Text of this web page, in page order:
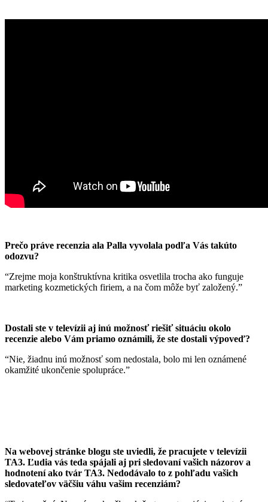
Prečo práve recenzia ala Palla vyvolala podľa Vás takúto
odozvu?
“Zrejme moja konštruktívna kritika osvetlila trocha ako funguje
marketing kozmetických firiem, a na čom môže byť založený.”
Dostali ste v televízii aj inú možnosť riešiť situáciu okolo
recenzie alebo Vám priamo oznámili, že ste dostali výpoveď?
“Nie, žiadnu inú možnosť som nedostala, bolo mi len oznámené
okamžité ukončenie spolupráce.”
Na webovej stránke blogu ste uviedli, že pracujete v televízii
TA3. Ľudia vás teda spájali aj pri sledovaní vašich názorov a
hodnotení ako tvár TA3. Nedodávalo to z pohľadu vašich
sledovateľov väčšiu váhu vašim recenziám?